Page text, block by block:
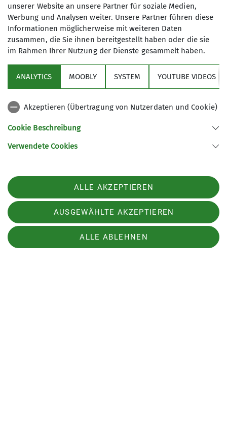
Teilnehmern eine herrliche Winterlandschaft mit
skurrilen Figuren der Baum- und Strauchwelt.
Leider war in der oberen Ebene durch Nebel
keine Sicht möglich. So wurde zur Mittagszeit das
Dreisesselhaus zur Einkehr angesteuert und dank
Sitzprobleme. So viele Schneeschuhwanderer und
erlebt- die Gaststätte war übervoll an Gästen.
Winterwanderweges genutzt, ehe noch ein kurzer
Aufstieg zum Pistengelände erfolgte. Da in diesem
nutzen. Am Einstieg angekommen wurde noch in
der neuen Dreisesselalm eingekehrt.
unserer Website an unsere Partner für soziale Medien,
Werbung und Analysen weiter. Unsere Partner führen diese
Informationen möglicherweise mit weiteren Daten
zusammen, die Sie ihnen bereitgestellt haben oder die sie
im Rahmen Ihrer Nutzung der Dienste gesammelt haben.
ANALYTICS MOOBLY SYSTEM YOUTUBE VIDEOS
Akzeptieren (Übertragung von Nutzerdaten und Cookie)
Cookie Beschreibung
Verwendete Cookies
ALLE AKZEPTIEREN
AUSGEWÄHLTE AKZEPTIEREN
ALLE ABLEHNEN